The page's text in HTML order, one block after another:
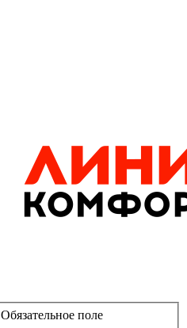
Обязательное поле